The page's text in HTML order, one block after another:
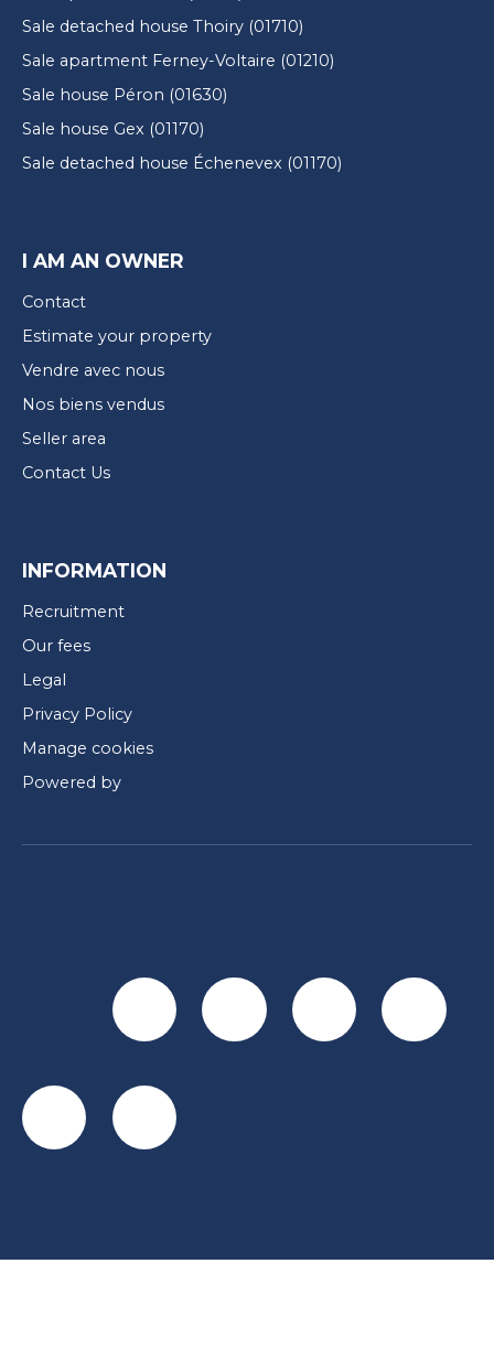
Sale detached house Thoiry (01710)
Sale apartment Ferney-Voltaire (01210)
Sale house Péron (01630)
Sale house Gex (01170)
Sale detached house Échenevex (01170)
I AM AN OWNER
Contact
Estimate your property
Vendre avec nous
Nos biens vendus
Seller area
Contact Us
INFORMATION
Recruitment
Our fees
Legal
Privacy Policy
Manage cookies
Powered by